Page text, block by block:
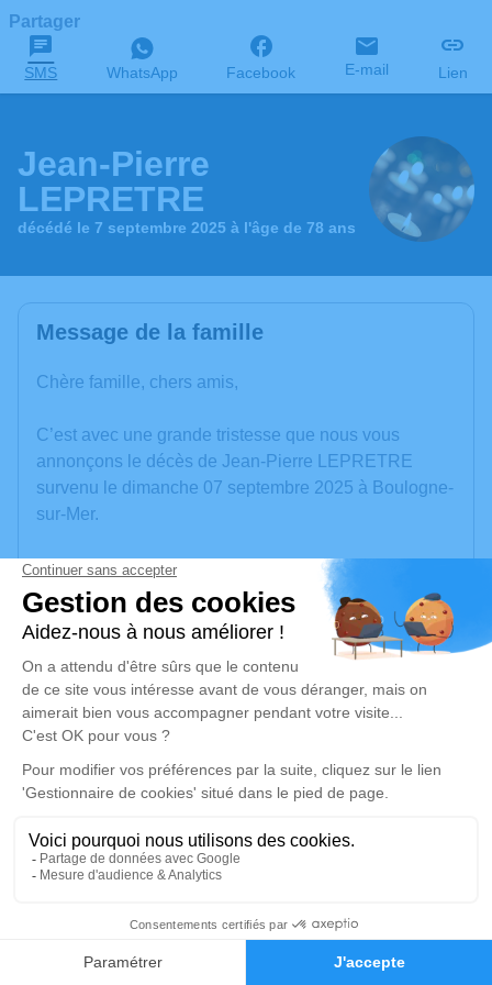
Faire-part Hommages
Partager
SMS WhatsApp Facebook E-mail Lien
Jean-Pierre
LEPRETRE
décédé le 7 septembre 2025 à l'âge de 78 ans
Message de la famille
Chère famille, chers amis,
C’est avec une grande tristesse que nous vous
annonçons le décès de Jean-Pierre LEPRETRE
survenu le dimanche 07 septembre 2025 à Boulogne-
sur-Mer.
Nous vous invitons à utiliser cet espace pour laisser
vos condoléances, partager des photos souvenirs,
une anecdote ou exprimer vos pensées à travers des
poèmes ou des textes. Cet endroit est un lieu
d'expression dédié à honorer la mémoire de Jean-
Pierre LEPRETRE.
Un service de plantation d’arbre hommage est
disponible ici .
jeudi 11 septembre 2025 à 14h15
place de l'Eglise